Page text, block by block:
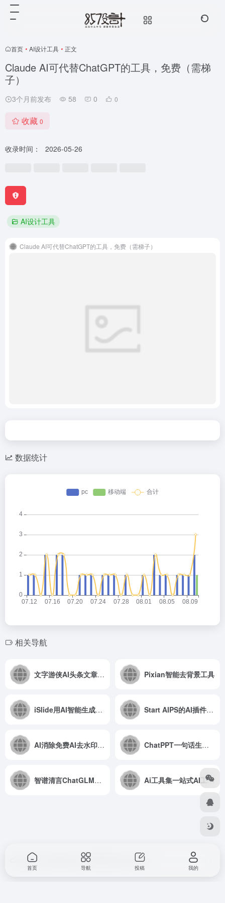
首页 • AI设计工具 • 正文
Claude AI可代替ChatGPT的工具，免费（需梯
子）
3个月前发布 58 0 0
收藏 0
收录时间： 2026-05-26
AI设计工具
Claude AI可代替ChatGPT的工具，免费（需梯子）
数据统计
相关导航
文字游侠AI头条文章一键生成 Pixian智能去背景工具
iSlide用AI智能生成专属PPT模板 Start AIPS的AI插件，局部重绘/线稿上色等等AI功能
AI消除免费AI去水印、消除杂物、一键换脸换装工具 ChatPPT一句话生成一份PPT
智谱清言ChatGLM支持多轮对话，内容创作、信息归纳总结能力 Ai工具集一站式AI工具：AI抠图、AI放大、图片压缩
Copyright © 2026 857设计浙ICP备2025146168号
首页 导航 投稿 我的